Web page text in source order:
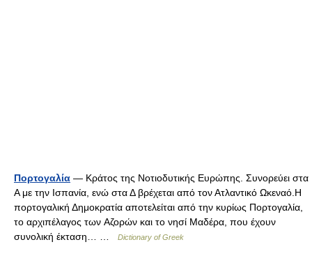
Πορτογαλία — Κράτος της Νοτιοδυτικής Ευρώπης. Συνορεύει στα
Α με την Ισπανία, ενώ στα Δ βρέχεται από τον Ατλαντικό Ωκεναό.H
πορτογαλική Δημοκρατία αποτελείται από την κυρίως Πορτογαλία,
το αρχιπέλαγος των Aζορών και το νησί Mαδέρα, που έχουν
συνολική έκταση… …
Dictionary of Greek